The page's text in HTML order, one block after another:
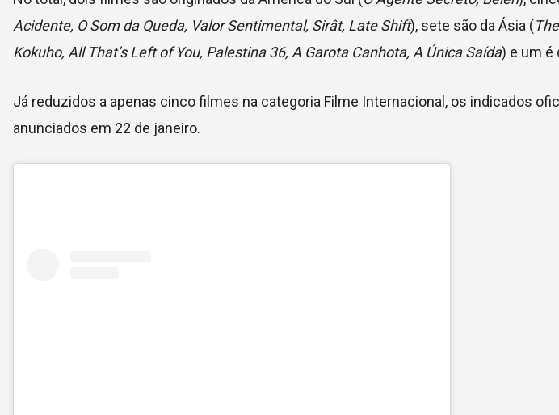
Acidente, O Som da Queda, Valor Sentimental, Sirât, Late Shift), sete são da Ásia (
Kokuho, All That’s Left of You, Palestina 36, A Garota Canhota, A Única Saída) e um é
Já reduzidos a apenas cinco filmes na categoria Filme Internacional, os indicados
anunciados em 22 de janeiro.